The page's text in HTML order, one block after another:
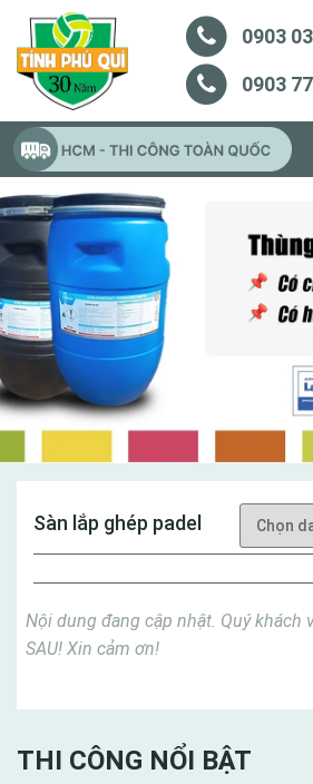
0903
0903
Sàn lắp ghép padel
Nội dung đang cập nhật. Quý khách
SAU! Xin cảm ơn!
THI CÔNG NỔI BẬT